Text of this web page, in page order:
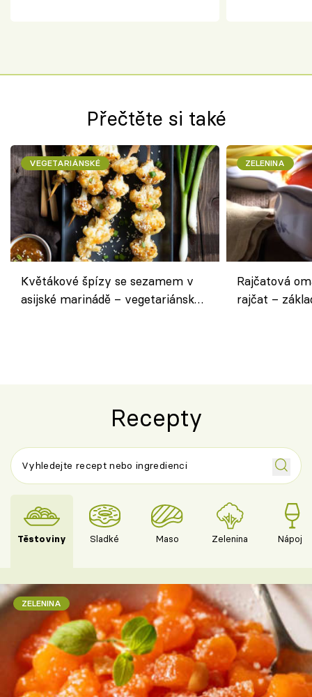
Přečtěte si také
VEGETARIÁNSKÉ
Květákové špízy se sezamem v
asijské marinádě – vegetariánská
ZELENINA
Rajčatová
rajčat –
Recepty
Těstoviny Sladké Maso Zelenina Nápoje
ZELENINA